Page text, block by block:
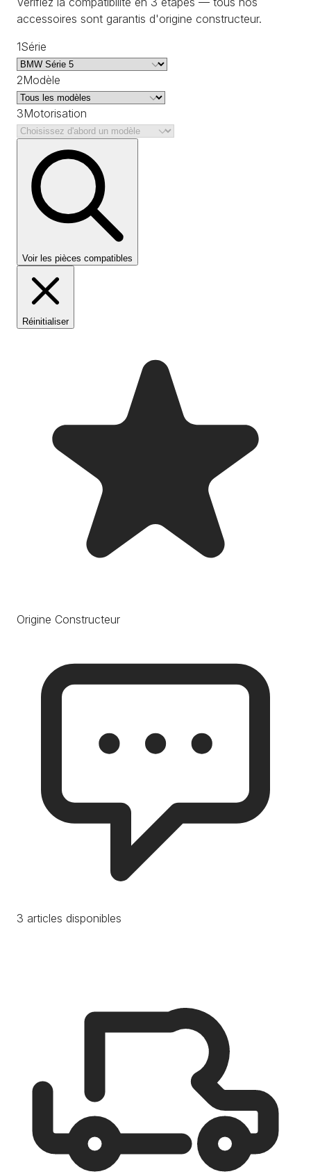
accessoires sont garantis d'origine constructeur.
1Série
2Modèle
3Motorisation
Voir les pièces compatibles
Réinitialiser
Origine Constructeur
3 articles disponibles